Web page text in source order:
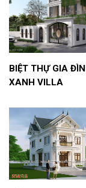
BIỆT THỰ GIA
XANH VILLA